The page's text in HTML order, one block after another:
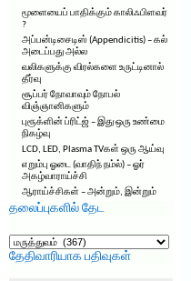
மூளையைப் பாதிக்கும் காலிஃபிளவர்
?
அப்பன்டிசைடிஸ் (Appendicitis) – கல்
அடைப்பது அல்ல
வலிகளுக்கு விரல்களை உருட்டினால்
தீர்வு
சூப்பர் நோவாவும் நோபல்
விஞ்ஞானிகளும்
புரூக்ளின் ப்ரிட்ஜ் – இது ஒரு உண்மை
நிகழ்வு
LCD, LED, Plasma TVகள் ஒரு ஆய்வு
எறும்பு ஓடை (வாதிந் நம்ல்) – ஓர்
அகழ்வாராய்ச்சி
ஆராய்ச்சிகள் – அன்றும், இன்றும்
தலைப்புகளில் தேட
தலைப்புகளில்
தேட
தேதிவாரியாக பதிவுகள்